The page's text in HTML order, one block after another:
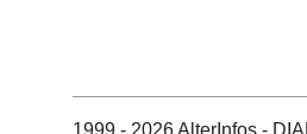
1999 - 2026 AlterInfos - DIAL